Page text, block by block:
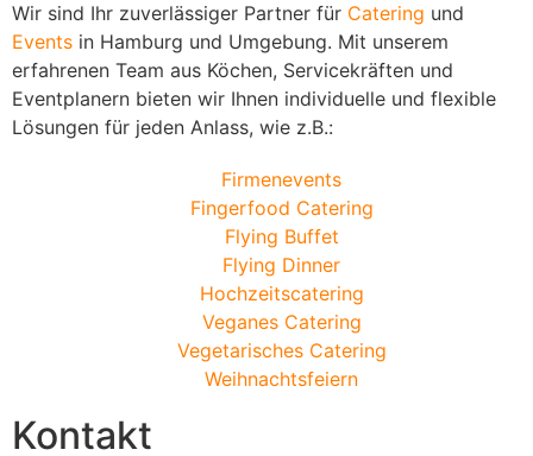
Wir sind Ihr zuverlässiger Partner für Catering und
Events in Hamburg und Umgebung. Mit unserem
erfahrenen Team aus Köchen, Servicekräften und
Eventplanern bieten wir Ihnen individuelle und flexible
Lösungen für jeden Anlass, wie z.B.:
Firmenevents
Fingerfood Catering
Flying Buffet
Flying Dinner
Hochzeitscatering
Veganes Catering
Vegetarisches Catering
Weihnachtsfeiern
Kontakt